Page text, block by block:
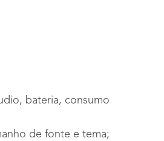
bateria, consumo
de fonte e tema;